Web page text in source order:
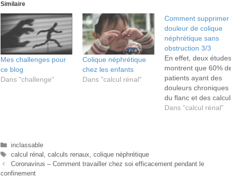
Similaire
Mes challenges pour
ce blog
Dans "challenge"
Colique néphrétique
chez les enfants
Dans "calcul rénal"
Comment supprimer
douleur de colique
néphrétique sans
obstruction 3/3
En effet, deux études
montrent que 60%
patients ayant des
douleurs chroniques
du flanc et des
rénaux qui pourtant
Dans "calcul rénal"
Catégories
inclassable
Étiquettes
calcul rénal calculs renaux colique néphrétique
Coronavirus – Comment travailler chez soi efficacement pendant le
confinement